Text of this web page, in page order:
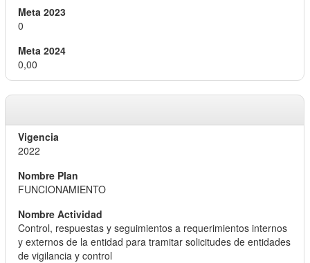
0
0,00
2022
FUNCIONAMIENTO
Control, respuestas y seguimientos a requerimientos internos
y externos de la entidad para tramitar solicitudes de entidades
de vigilancia y control